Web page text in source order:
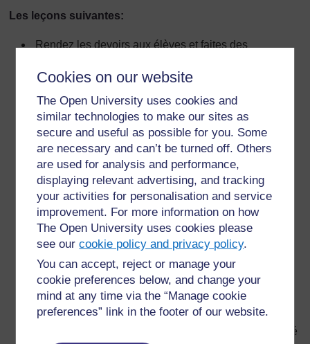
Cookies on our website
The Open University uses cookies and
similar technologies to make our sites as
secure and useful as possible for you. Some
are necessary and can’t be turned off. Others
are used for analysis and performance,
displaying relevant advertising, and tracking
your activities for personalisation and service
improvement. For more information on how
The Open University uses cookies please
see ourcookie policy and privacy policy.
You can accept, reject or manage your
cookie preferences below, and change your
mind at any time via the “Manage cookie
preferences” link in the footer of our website.
Les leçons suivantes:
Rendez les devoirs aux élèves et faites des
correctement et sur les manières d'améliorer leur
Demandez aux enfants de travailler dans le même
groupe que lorsqu'ils ont répondu aux questions sur
Donnez à chaque groupe un grand morceau de
papier et si possible quelques crayons de couleur ou
des pinceaux et de la peinture.
Demandez aux groupes d'imaginer un nouveau
produit (par exemple un produit alimentaire, un
véhicule, un produit électroménager, un vêtement) et
de planifier comment écrire et dessiner une publicité
pour ce produit. Il leur faudra penser aux questions
auxquelles ils ont répondu au cours de l'activité
précédente.
Demandez-leur de concevoir et de créer une publicité